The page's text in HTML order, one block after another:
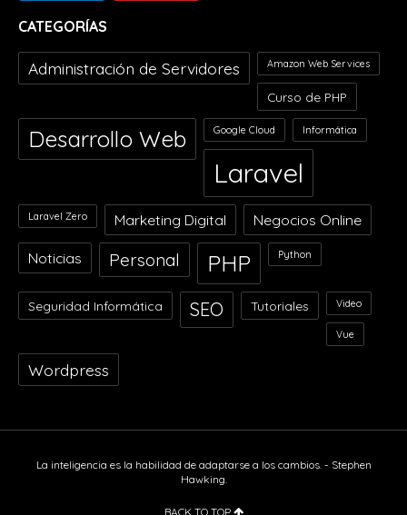
CATEGORÍAS
Administración de Servidores Amazon Web Services
Curso de PHP
Desarrollo Web Google Cloud Informática
Laravel
Laravel Zero Marketing Digital Negocios Online
Noticias Personal PHP Python
Seguridad Informática SEO Tutoriales Video
Vue
Wordpress
La inteligencia es la habilidad de adaptarse a los cambios. - Stephen
Hawking.
BACK TO TOP